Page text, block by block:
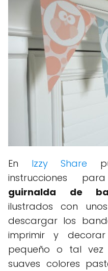
En Izzy Share
instrucciones
guirnalda de
ilustrados con
descargar los
imprimir y
pequeño o tal vez
suaves colores